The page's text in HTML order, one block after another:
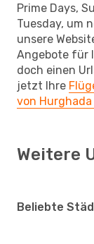
Prime Days,
Tuesday, um
unsere
Angebote für
doch einen
jetzt Ihre
von
Weitere
Beliebte